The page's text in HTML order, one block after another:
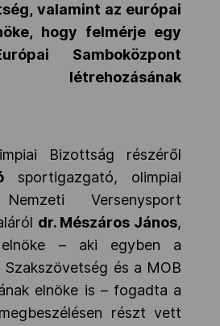
valamint az európai
hogy felmérje egy
Samboközpont
létrehozásának
Bizottság részéről
sportigazgató, olimpiai
Versenysport
dr. Mészáros János,
– aki egyben a
és a MOB
elnöke is – fogadta a
részt vett